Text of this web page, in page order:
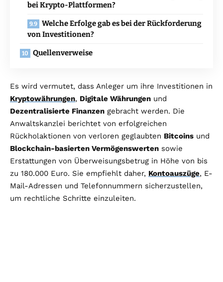
bei Krypto-Plattformen?
Welche Erfolge gab es bei der Rückforderung
von Investitionen?
Quellenverweise
Es wird vermutet, dass Anleger um ihre Investitionen in
Kryptowährungen, Digitale Währungen und
Dezentralisierte Finanzen gebracht werden. Die
Anwaltskanzlei berichtet von erfolgreichen
Rückholaktionen von verloren geglaubten Bitcoins und
Blockchain-basierten Vermögenswerten sowie
Erstattungen von Überweisungsbetrug in Höhe von bis
zu 180.000 Euro. Sie empfiehlt daher, Kontoauszüge, E-
Mail-Adressen und Telefonnummern sicherzustellen,
um rechtliche Schritte einzuleiten.